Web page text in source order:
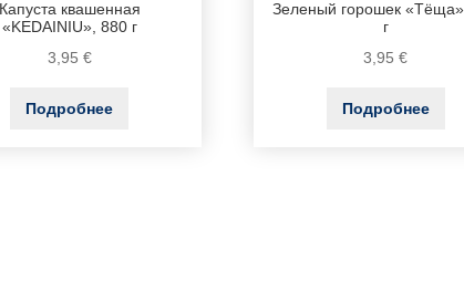
Капуста квашенная
«KEDAINIU», 880 г
3,95 €
Подробнее
Зеленый горошек
г
3,95€
Подробнее